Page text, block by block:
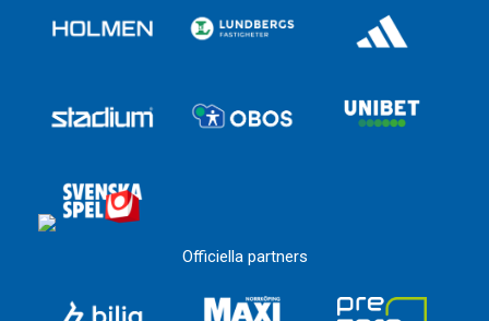
Officiella partners